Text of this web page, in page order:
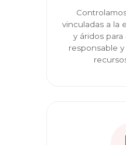
vinculadas a la
y áridos
responsable